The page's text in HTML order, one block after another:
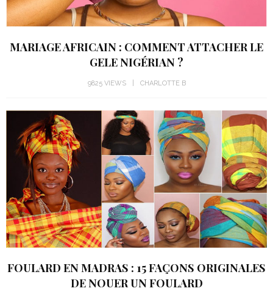
MARIAGE AFRICAIN : COMMENT ATTACHER LE
GELE NIGÉRIAN ?
9825 VIEWS CHARLOTTE B
FOULARD EN MADRAS : 15 FAÇONS ORIGINALES
DE NOUER UN FOULARD